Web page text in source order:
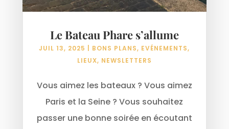
Le Bateau Phare s’allume
JUIL 13, 2025 BONS PLANS, EVÉNEMENTS,
LIEUX, NEWSLETTERS
Vous aimez les bateaux ? Vous aimez
Paris et la Seine ? Vous souhaitez
passer une bonne soirée en écoutant